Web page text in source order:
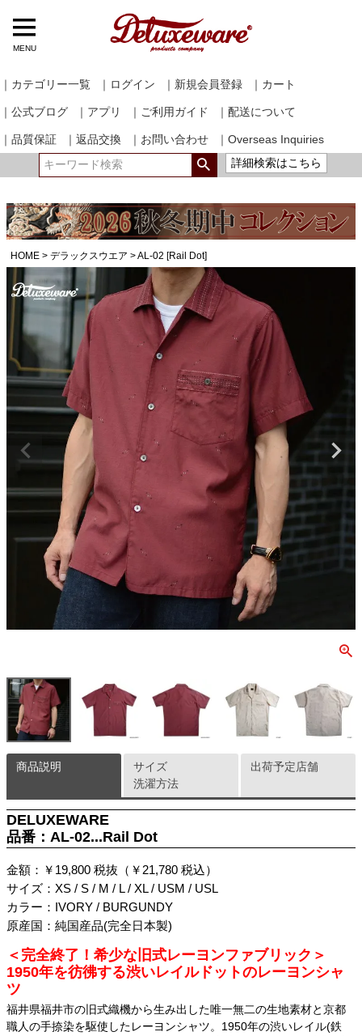
MENU
｜カテゴリー一覧 ｜ログイン ｜新規会員登録 ｜カート
｜公式ブログ ｜アプリ ｜ご利用ガイド ｜配送について
｜品質保証 ｜返品交換 ｜お問い合わせ
｜Overseas Inquiries
詳細検索はこちら
HOME デラックスウエア AL-02 [Rail Dot]
商品説明
DELUXEWARE
品番：AL-02...Rail Dot
金額：￥19,800 税抜（￥21,780 税込）
サイズ：XS / S / M / L / XL / USM / USL
カラー：IVORY / BURGUNDY
原産国：純国産品(完全日本製)
＜完全終了！希少な旧式レーヨンファブリック＞
1950年を彷彿する渋いレイルドットのレーヨンシャ
ツ
福井県福井市の旧式織機から生み出した唯一無二の生地素材と京都
職人の手捺染を駆使したレーヨンシャツ。1950年の渋いレイル(鉄
サイズ
洗濯方法
出荷予定店舗